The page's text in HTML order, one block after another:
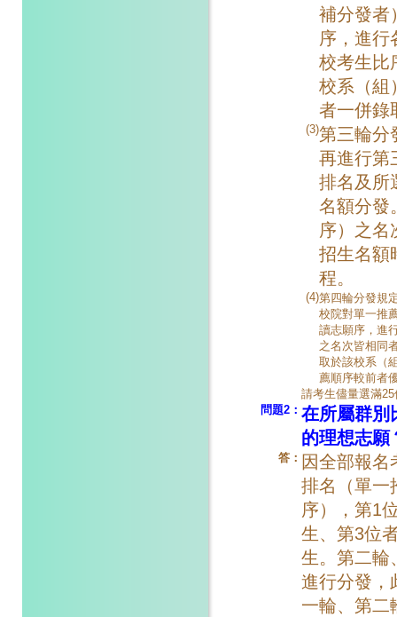
補分發者
序，進行
校考生比
校系（組
者一併錄
(3)第三輪分
再進行第
排名及所
名額分發
序）之名
招生名額
程。
(4)第四輪分發規
校院對單一推
讀志願序，進
之名次皆相同
取於該校系（
薦順序較前者
請考生儘量選滿
問題2： 在所屬群別
的理想志願
答： 因全部報名
排名（單一
序），第1
生、第3位
生。第二輪
進行分發，
一輪、第二